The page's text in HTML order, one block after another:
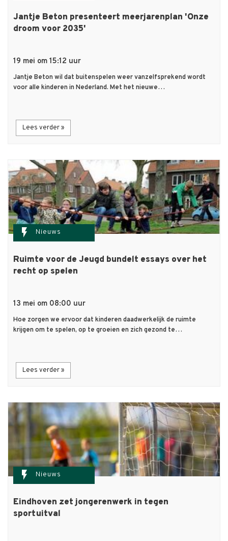
Jantje Beton presenteert meerjarenplan 'Onze
droom voor 2035'
19 mei om 15:12 uur
Jantje Beton wil dat buitenspelen weer vanzelfsprekend wordt
voor alle kinderen in Nederland. Met het nieuwe…
Lees verder »
flash_on Nieuws
Ruimte voor de Jeugd bundelt essays over het
recht op spelen
13 mei om 08:00 uur
Hoe zorgen we ervoor dat kinderen daadwerkelijk de ruimte
krijgen om te spelen, op te groeien en zich gezond te…
Lees verder »
flash_on Nieuws
Eindhoven zet jongerenwerk in tegen
sportuitval